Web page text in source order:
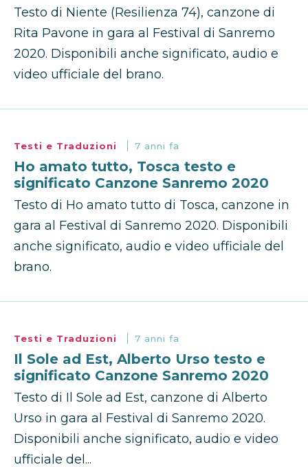
Testo di Niente (Resilienza 74), canzone di
Rita Pavone in gara al Festival di Sanremo
2020. Disponibili anche significato, audio e
video ufficiale del brano.
Testi e Traduzioni 7 anni fa
Ho amato tutto, Tosca testo e
significato Canzone Sanremo 2020
Testo di Ho amato tutto di Tosca, canzone in
gara al Festival di Sanremo 2020. Disponibili
anche significato, audio e video ufficiale del
brano.
Testi e Traduzioni 7 anni fa
Il Sole ad Est, Alberto Urso testo e
significato Canzone Sanremo 2020
Testo di Il Sole ad Est, canzone di Alberto
Urso in gara al Festival di Sanremo 2020.
Disponibili anche significato, audio e video
ufficiale del...